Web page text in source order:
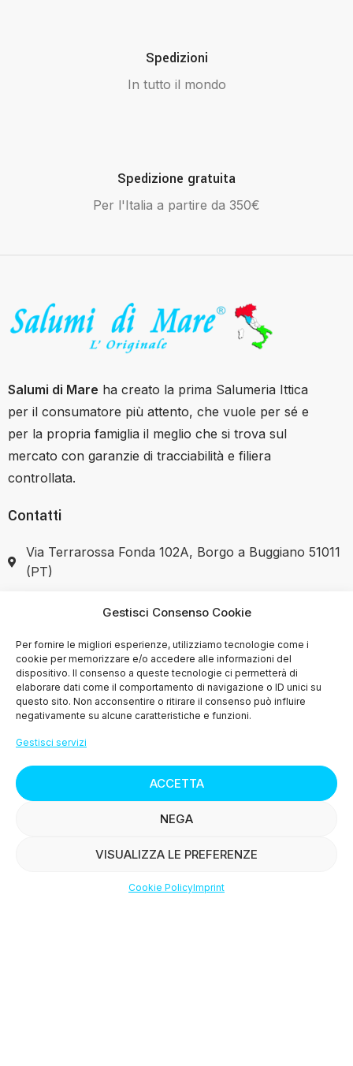
Gestisci Consenso Cookie
Per fornire le migliori esperienze, utilizziamo tecnologie come i
cookie per memorizzare e/o accedere alle informazioni del
dispositivo. Il consenso a queste tecnologie ci permetterà di
elaborare dati come il comportamento di navigazione o ID unici su
questo sito. Non acconsentire o ritirare il consenso può influire
negativamente su alcune caratteristiche e funzioni.
Gestisci servizi
ACCETTA
NEGA
VISUALIZZA LE PREFERENZE
Cookie PolicyImprint
Spedizioni
In tutto il mondo
Spedizione gratuita
Per l'Italia a partire da 350€
Salumi di Mare ha creato la prima Salumeria Ittica
per il consumatore più attento, che vuole per sé e
per la propria famiglia il meglio che si trova sul
mercato con garanzie di tracciabilità e filiera
controllata.
Contatti
Via Terrarossa Fonda 102A, Borgo a Buggiano 51011
(PT)
+39 351 7446037
SHOP
>Diritto di Recesso
> Privacy Policy
> Cookie Policy (UE)
Filters Wishlist